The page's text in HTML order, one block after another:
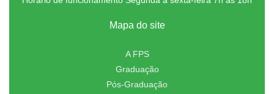
Mapa do site
A FPS
Graduação
Pós-Graduação